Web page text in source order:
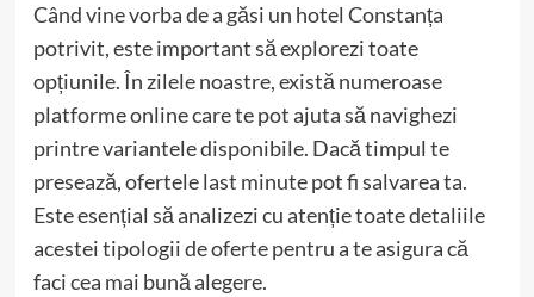
Când vine vorba de a găsi un hotel Constanța
potrivit, este important să explorezi toate
opțiunile. În zilele noastre, există numeroase
platforme online care te pot ajuta să navighezi
printre variantele disponibile. Dacă timpul te
presează, ofertele last minute pot fi salvarea ta.
Este esențial să analizezi cu atenție toate detaliile
acestei tipologii de oferte pentru a te asigura că
faci cea mai bună alegere.